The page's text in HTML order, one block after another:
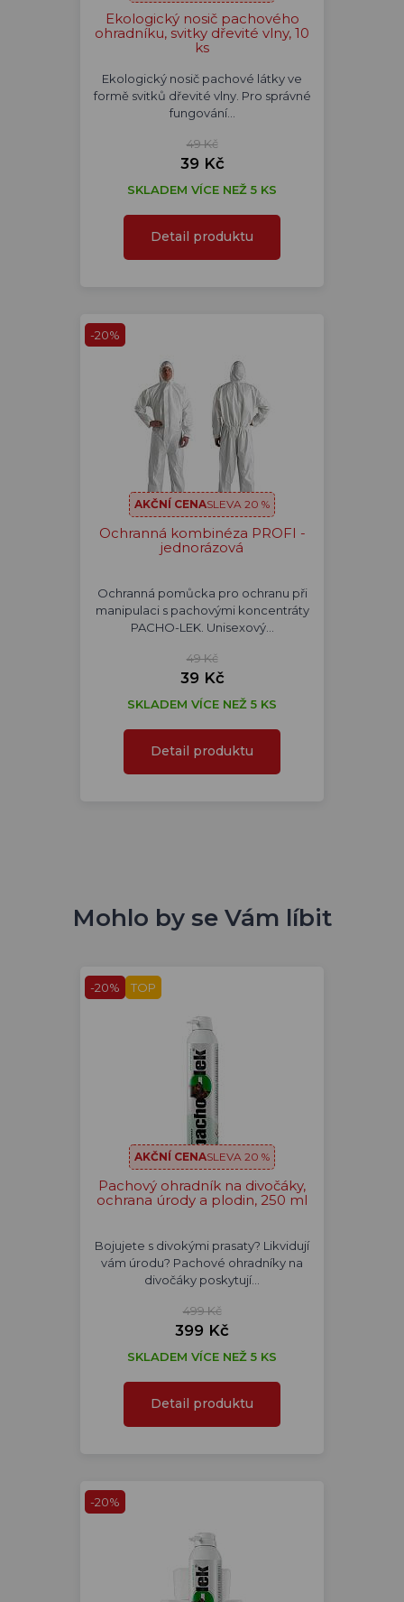
Ekologický nosič pachového
ohradníku, svitky dřevité vlny, 10
ks
Ekologický nosič pachové látky ve
formě svitků dřevité vlny. Pro správné
fungování…
49 Kč
39 Kč
SKLADEM VÍCE NEŽ 5 KS
Detail produktu
-20%
AKČNÍ CENASLEVA 20 %
Ochranná kombinéza PROFI -
jednorázová
Ochranná pomůcka pro ochranu při
manipulaci s pachovými koncentráty
PACHO-LEK. Unisexový…
49 Kč
39 Kč
SKLADEM VÍCE NEŽ 5 KS
Detail produktu
Mohlo by se Vám líbit
-20% TOP
AKČNÍ CENASLEVA 20 %
Pachový ohradník na divočáky,
ochrana úrody a plodin, 250 ml
Bojujete s divokými prasaty? Likvidují
vám úrodu? Pachové ohradníky na
divočáky poskytují…
499 Kč
399 Kč
SKLADEM VÍCE NEŽ 5 KS
Detail produktu
-20%